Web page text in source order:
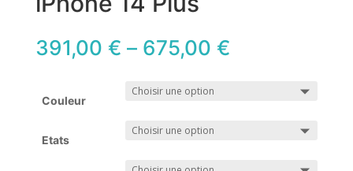
391,00 € – 675,00 €
Couleur
Etats